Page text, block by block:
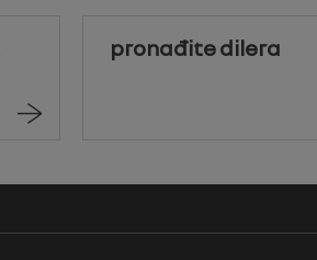
pronađite dilera